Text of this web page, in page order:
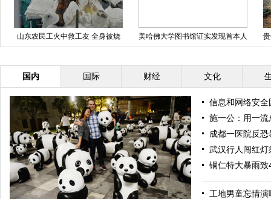
山东农民工火中救工友 全身被烧
伤99%
美哈佛大学图书馆证实发现首本人
皮书 皮肤来自女人背部
国内 国际 财经 文化
信息和网络安
施一公：用一流
成都一医院反
武汉行人闯红
铜仁特大暴雨
工地男童忘情